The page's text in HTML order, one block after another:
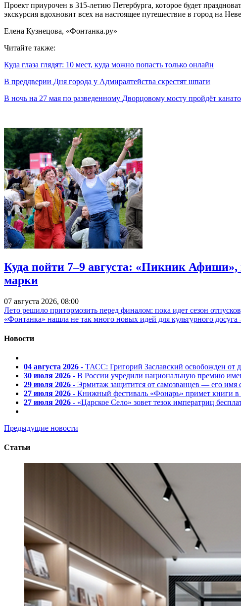
Проект приурочен в 315-летию Петербурга, которое будет
экскурсия вдохновит всех на настоящее путешествие в город на
Елена Кузнецова, «Фонтанка.ру»
Читайте также:
Куда глаза глядят: 10 мест, куда можно попасть только онлайн
В преддверии Дня города у Адмиралтейства скрестят шпаги
В ночь на 27 мая по разведенному Дворцовому мосту пройдёт
Куда пойти 7–9 августа: «Пикник
марки
07 августа 2026, 08:00
Лето решило притормозить перед финалом: пока идет сезон
«Фонтанка» нашла не так много новых идей для культурного
Новости
04 августа 2026 - ТАСС: Григорий Заславский освобожден от
30 июля 2026 - В России учредили национальную премию
29 июля 2026 - Эрмитаж защитится от самозванцев — его имя
27 июля 2026 - Книжный фестиваль «Фонарь» примет книги в
27 июля 2026 - «Царское Село» зовет тезок императриц
Предыдущие новости
Статьи